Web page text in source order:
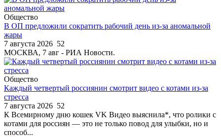
Общество
В ОП предложили сократить рабочий день из-за аномальной
жары
7 августа 2026 52
МОСКВА, 7 авг - РИА Новости.
Общество
Каждый четвертый россиянин смотрит видео с котами из-за
стресса
7 августа 2026 52
К Всемирному дню кошек VK Видео выяснила*, что ролики с
котами для россиян — это не только повод для улыбки, но и
способ...